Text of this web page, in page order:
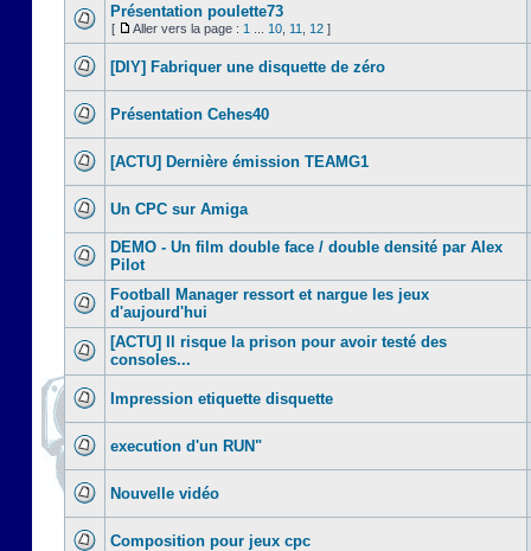
Présentation poulette73
[ Aller vers la page : 1 10 11 12 ]
[DIY] Fabriquer une disquette de zéro
Présentation Cehes40
[ACTU] Dernière émission TEAMG1
Un CPC sur Amiga
DEMO - Un film double face / double densité par Alex
Pilot
Football Manager ressort et nargue les jeux
d'aujourd'hui
[ACTU] Il risque la prison pour avoir testé des
consoles...
Impression etiquette disquette
execution d'un RUN"
Nouvelle vidéo
Composition pour jeux cpc